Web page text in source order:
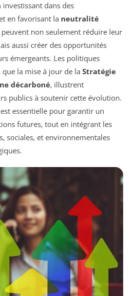
investissant dans des
en favorisant la neutralité
peuvent non seulement réduire leur
aussi créer des opportunités
émergeants. Les politiques
la mise à jour de la Stratégie
décarboné, illustrent
publics à soutenir cette évolution.
essentielle pour garantir un
futures, tout en intégrant les
sociales, et environnementales